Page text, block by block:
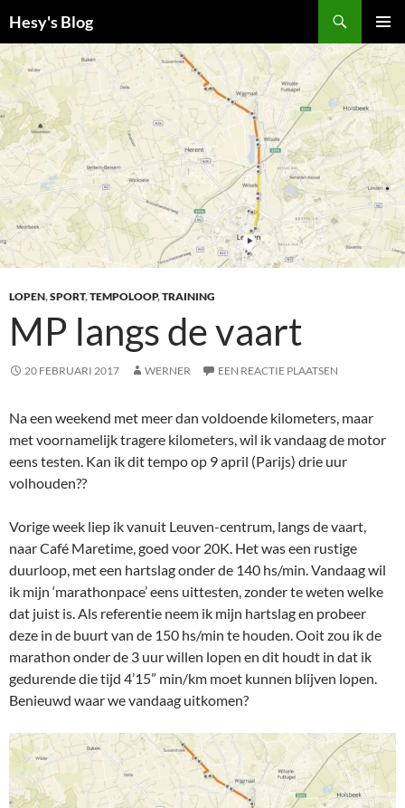
naar
de
inhoud
Hesy's Blog
MENU
LOPEN,SPORT,TEMPOLOOP,TRAINING
MP langs de vaart
20 FEBRUARI 2017 WERNER EEN REACTIE PLAATSEN
Na een weekend met meer dan voldoende kilometers, maar
met voornamelijk tragere kilometers, wil ik vandaag de motor
eens testen. Kan ik dit tempo op 9 april (Parijs) drie uur
volhouden??
Vorige week liep ik vanuit Leuven-centrum, langs de vaart,
naar Café Maretime, goed voor 20K. Het was een rustige
duurloop, met een hartslag onder de 140 hs/min. Vandaag wil
ik mijn ‘marathonpace’ eens uittesten, zonder te weten welke
dat juist is. Als referentie neem ik mijn hartslag en probeer
deze in de buurt van de 150 hs/min te houden. Ooit zou ik de
marathon onder de 3 uur willen lopen en dit houdt in dat ik
gedurende die tijd 4’15” min/km moet kunnen blijven lopen.
Benieuwd waar we vandaag uitkomen?